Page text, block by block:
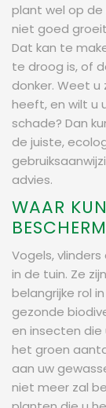
plant wel op
niet goed
Dat kan te
te droog is, of
donker. Weet
heeft, en wilt u
schade? Dan
de juiste,
advies.
WAAR
Vogels,
in de tuin. Ze
belangrijke rol
gezonde
en insecten
het groen
aan uw
niet meer zal